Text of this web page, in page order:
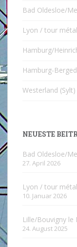
Bad Oldesloe/
Lyon / tour
Hamburg/
Hamburg-
Westerland (Sylt)
NEUESTE
Bad Oldesloe/
27. April 2026
Lyon / tour
10. Januar 2026
Lille/Bouvigny le
24. August 2025